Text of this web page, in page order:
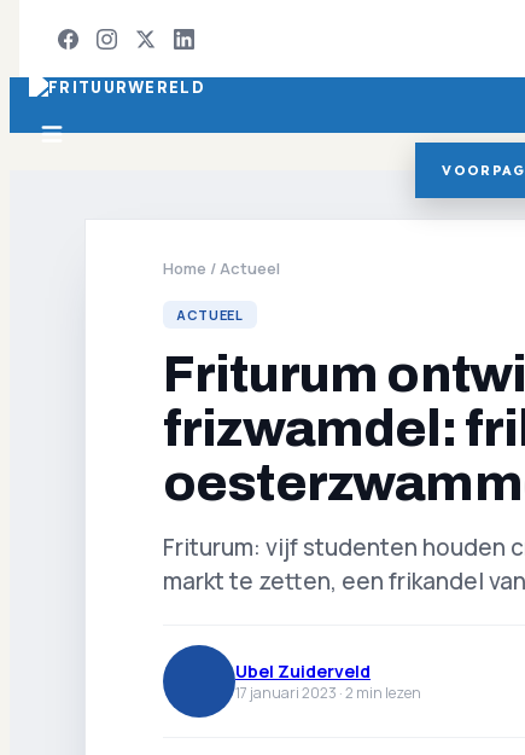
Home /Actueel
ACTUEEL
Friturum
frizwamdel:
Friturum: vijf studenten houden
markt te zetten, een frikandel
Ubel Zuiderveld
17 januari 2023 ·2 min lezen